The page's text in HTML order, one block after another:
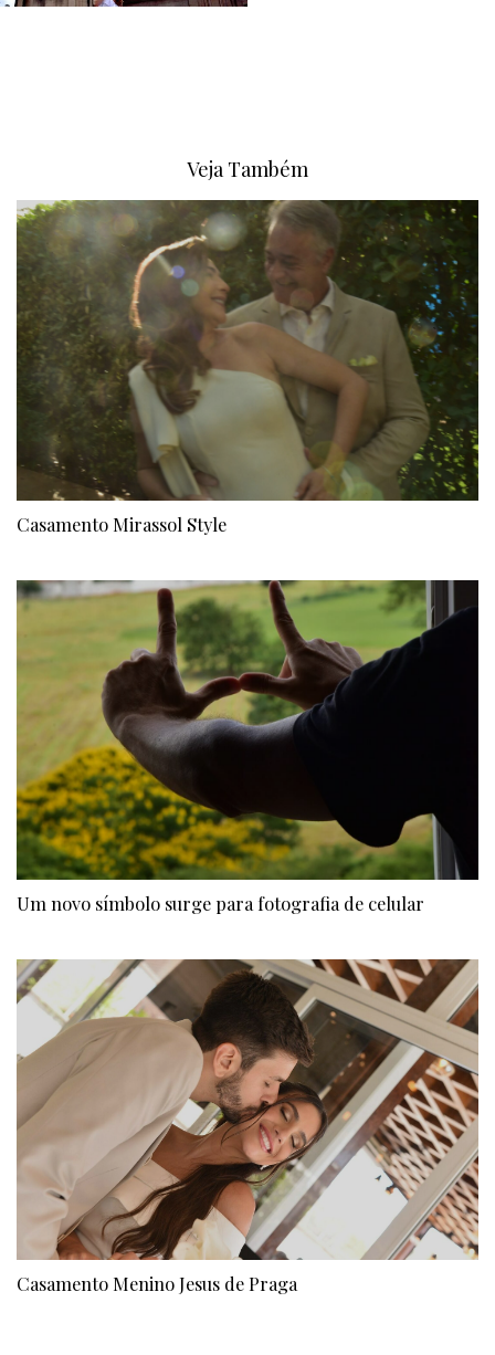
Veja Também
Casamento Mirassol Style
Um novo símbolo surge para fotografia de celular
Casamento Menino Jesus de Praga